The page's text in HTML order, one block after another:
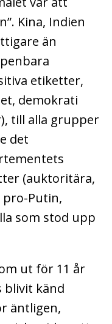
Kina, Indien
än
etiketter,
demokrati
till alla grupper
det
(auktoritära,
pro-Putin,
som stod upp
ut för 11 år
blivit känd
äntligen,